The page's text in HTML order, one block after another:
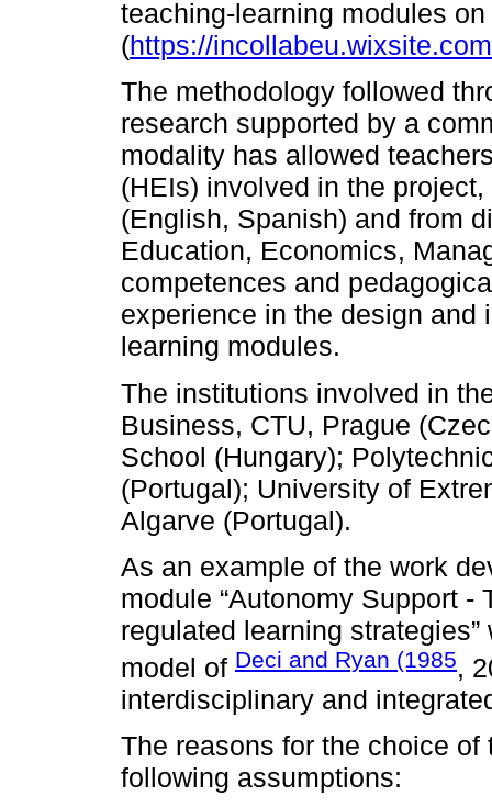
teaching-learning modules
(https://
The methodology followed
research supported by a
modality has allowed
(HEIs) involved in the
(English, Spanish) and from
Education, Economics,
competences and
experience in the design and
learning modules.
The institutions involved in
Business, CTU, Prague
School (Hungary);
(Portugal); University of
Algarve (Portugal).
As an example of the work
module “Autonomy Support
regulated learning
model of Deci and Ryan (1985,
interdisciplinary and
The reasons for the choice
following assumptions: